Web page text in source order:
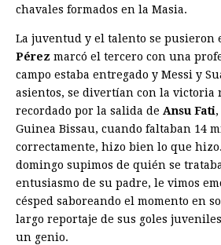
chavales formados en la Masia.
La juventud y el talento se pusieron
Pérez marcó el tercero con una
campo estaba entregado y Messi y
asientos, se divertían con la victoria
recordado por la salida de Ansu Fati
Guinea Bissau, cuando faltaban 14
correctamente, hizo bien lo que
domingo supimos de quién se
entusiasmo de su padre, le vimos
césped saboreando el momento en
largo reportaje de sus goles
un genio.